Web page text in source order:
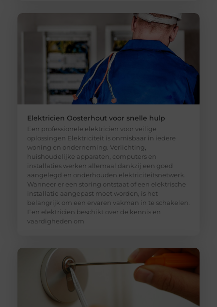
Elektricien Oosterhout voor snelle hulp
Een professionele elektricien voor veilige
oplossingen Elektriciteit is onmisbaar in iedere
woning en onderneming. Verlichting,
huishoudelijke apparaten, computers en
installaties werken allemaal dankzij een goed
aangelegd en onderhouden elektriciteitsnetwerk.
Wanneer er een storing ontstaat of een elektrische
installatie aangepast moet worden, is het
belangrijk om een ervaren vakman in te schakelen.
Een elektricien beschikt over de kennis en
vaardigheden om